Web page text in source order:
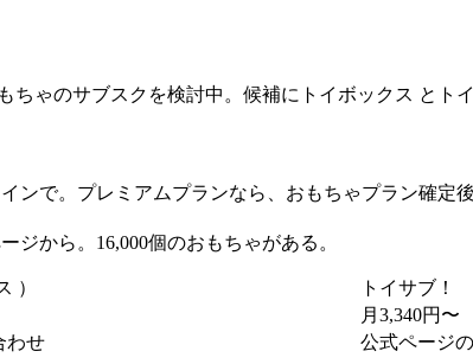
ゃのサブスクを検討中。候補にトイボックス とト
ンで。プレミアムプランなら、 おもちゃプラン確定
ジから。 16,000個のおもちゃがある。
）
トイサブ！
月3,340円〜
わせ 公式ページ